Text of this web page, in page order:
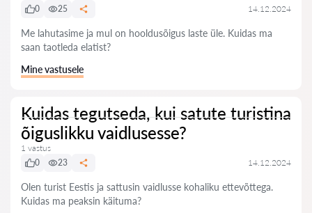
0
25 14.12.2024
Me lahutasime ja mul on hooldusõigus laste üle. Kuidas ma
saan taotleda elatist?
Mine vastusele
Kuidas tegutseda, kui satute turistina
õiguslikku vaidlusesse?
1 vastus
0
23 14.12.2024
Olen turist Eestis ja sattusin vaidlusse kohaliku ettevõttega.
Kuidas ma peaksin käituma?